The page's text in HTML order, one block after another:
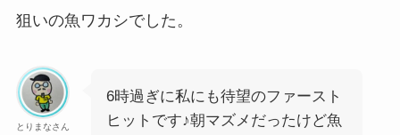
狙いの魚ワカシでした。
とりまなさん
6時過ぎに私にも待望のファースト
ヒットです♪朝マズメだったけど魚